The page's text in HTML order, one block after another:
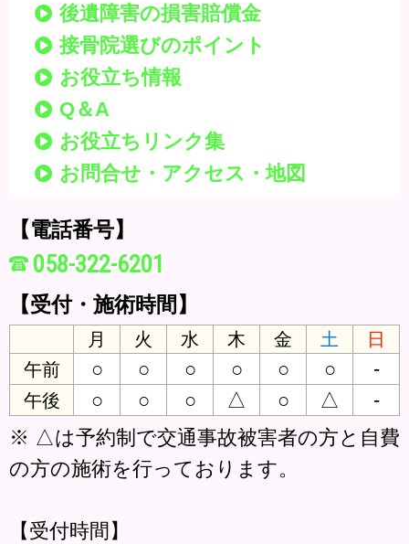
後遺障害の損害賠償金
接骨院選びのポイント
お役立ち情報
Q＆A
お役立ちリンク集
お問合せ・アクセス・地図
【電話番号】
058-322-6201
【受付・施術時間】
月 火 水 木 金 土
日
午前
○ ○ ○ ○ ○ ○ -
午後 ○ ○ ○ △ ○ △
-
※ △は予約制で交通事故被害者の方と自費
の方の施術を行っております。
【受付時間】